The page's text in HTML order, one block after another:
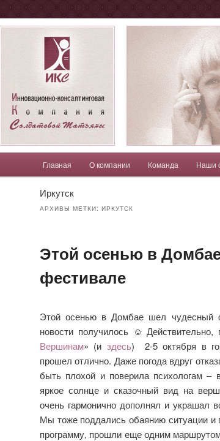
Солдатова Татьяна
Компания Солдатовой Татьяны
Главное менюПерейти к основному содержимому
Перейти к дополнительному
Главная О компании Команда Наши
Иркутск
АРХИВЫ МЕТКИ: ИРКУТСК
Этой осенью в
фестивале
Этой осенью в Домбае шел чудесный
новости получилось ☺ Действительно,
Вершинам» (и здесь) 2-5 октября в
прошел отлично. Даже погода вдруг
быть плохой и поверила психологам –
яркое солнце и сказочный вид на
очень гармонично дополнял и украшал
Мы тоже поддались обаянию ситуации
программу, прошли еще одним